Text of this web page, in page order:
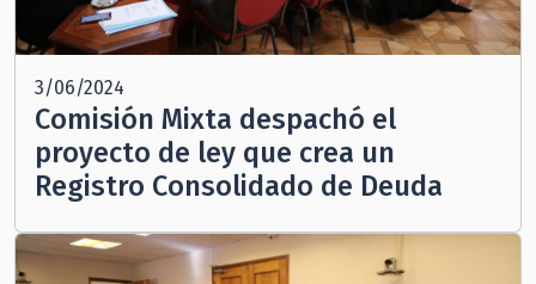
3/06/2024
Comisión Mixta despachó el
proyecto de ley que crea un
Registro Consolidado de Deuda